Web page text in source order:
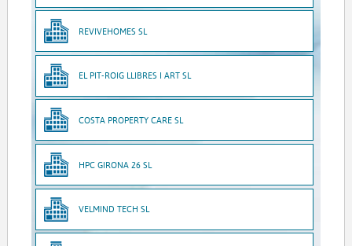
REVIVEHOMES SL
EL PIT-ROIG LLIBRES I ART SL
COSTA PROPERTY CARE SL
HPC GIRONA 26 SL
VELMIND TECH SL